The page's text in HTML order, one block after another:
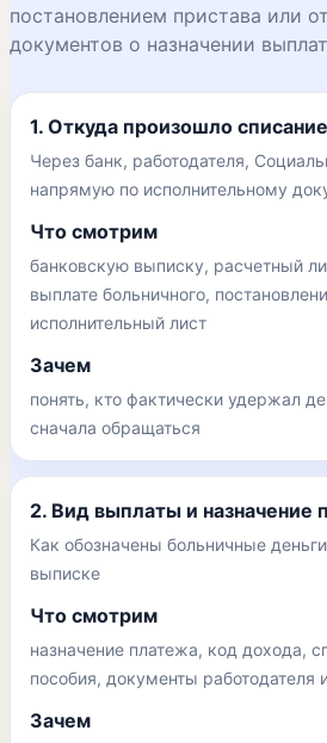
постановлением пристава или
документов о назначении
1. Откуда произошло списание
Через банк, работодателя,
напрямую по исполнительному
Что смотрим
банковскую выписку, расчетный
выплате больничного,
исполнительный лист
Зачем
понять, кто фактически удержал
сначала обращаться
2. Вид выплаты и назначение
Как обозначены больничные
выписке
Что смотрим
назначение платежа, код дохода,
пособия, документы работодателя
Зачем